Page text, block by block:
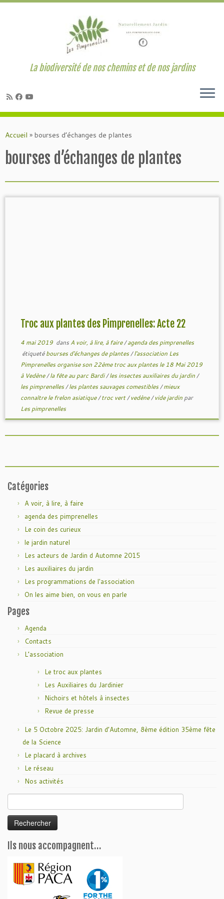
au
La biodiversité de nos chemins et de nos jardins
Accueil » bourses d’échanges de plantes
bourses d’échanges de plantes
Troc aux plantes des Pimprenelles: Acte 22
4 mai 2019dans A voir, à lire, à faire/agenda des pimprenelles
étiquetébourses d'échanges de plantes/l'association Les
Pimprenelles organise son 22ème troc aux plantes le 18 Mai 2019
à Vedène/la fête au parc Bardi/les insectes auxiliaires du jardin/
les pimprenelles/les plantes sauvages comestibles/mieux
connaître le frelon asiatique/troc vert/vedène/vide jardin par
Les pimprenelles
Catégories
A voir, à lire, à faire
agenda des pimprenelles
Le coin des curieux
le jardin naturel
Les acteurs de Jardin d Automne 2015
Les auxiliaires du jardin
Les programmations de l'association
On les aime bien, on vous en parle
Pages
Agenda
Contacts
L’association
Le troc aux plantes
Les Auxiliaires du Jardinier
Nichoirs et hôtels à insectes
Revue de presse
Le 5 Octobre 2025: Jardin d’Automne, 8ème édition 35ème fête
de la Science
Le placard à archives
Le réseau
Nos activités
Ils nous accompagnent…